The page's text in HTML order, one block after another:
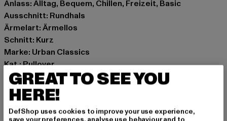
Anlass: Alltag, Bequem, Chillen, Freizeit, Basic
Ausschnitt: Rundhals
Ärmelart: Ärmellos
Schnitt: Kurz
Marke: Urban Classics
Kat.: Pullover
Farbe: beige
Hersteller Farbe: whitesand
Materialzusammensetzung: 73% Polyacryl, 27%
Polyester
GREAT TO SEE YOU
HERE!
DefShop uses cookies to improve your use experience,